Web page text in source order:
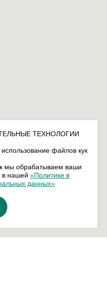
ТЕХНОЛОГИИ
файлов кук
мы обрабатываем ваши
в нашей «Политике в
данных»